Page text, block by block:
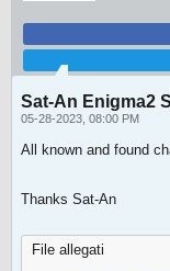
Sat-An Enigma2
05-28-2023, 08:00 PM
All known and found
Thanks Sat-An
File allegati